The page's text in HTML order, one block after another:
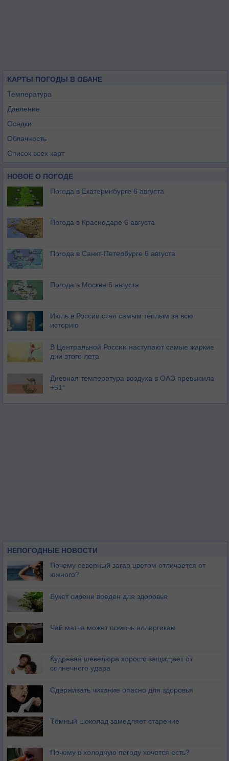
КАРТЫ ПОГОДЫ В ОБАНЕ
Температура
Давление
Осадки
Облачность
Список всех карт
НОВОЕ О ПОГОДЕ
Погода в Екатеринбурге 6 августа
Погода в Краснодаре 6 августа
Погода в Санкт-Петербурге 6 августа
Погода в Москве 6 августа
Июль в России стал самым тёплым за всю
историю
В Центральной России наступают самые жаркие
дни этого лета
Дневная температура воздуха в ОАЭ превысила
+51°
НЕПОГОДНЫЕ НОВОСТИ
Почему северный загар цветом отличается от
южного?
Букет сирени вреден для здоровья
Чай матча может помочь аллергикам
Кудрявая шевелюра хорошо защищает от
солнечного удара
Сдерживать чихание опасно для здоровья
Тёмный шоколад замедляет старение
Почему в холодную погоду хочется есть?